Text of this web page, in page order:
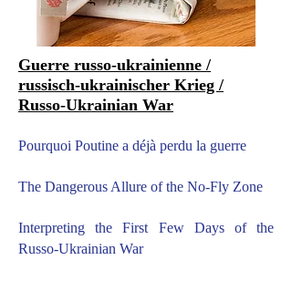
Guerre russo-ukrainienne /
russisch-ukrainischer Krieg /
Russo-Ukrainian War
Pourquoi Poutine a déjà perdu la guerre
The Dangerous Allure of the No-Fly Zone
Interpreting the First Few Days of the
Russo-Ukrainian War